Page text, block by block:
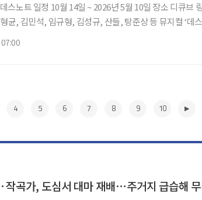
4 5 6 7 8 9 10
작곡가, 도심서 대마 재배⋯주거지 급습해